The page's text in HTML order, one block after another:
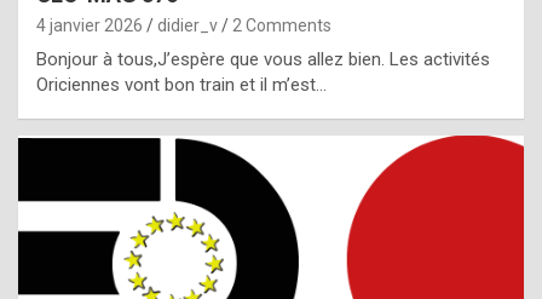
p
e
c
i
l
4 janvier 2026 didier_v 2 Comments
Bonjour à tous,J’espère que vous allez bien. Les activités
Oriciennes vont bon train et il m’est…